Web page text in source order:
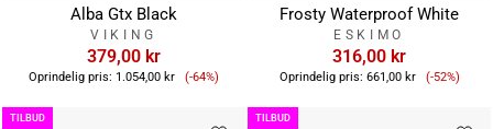
Alba Gtx Black
VIKING
379,00 kr
Oprindelig pris: 1.054,00 kr Tilbudspris
(-64%)
Frosty Waterproof White
ESKIMO
316,00 kr
Oprindelig pris: 661,00 kr (-52%)
TILBUD TILBUD